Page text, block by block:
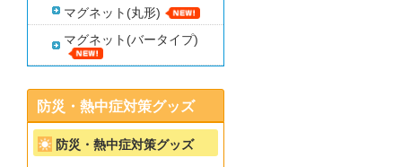
マグネット(丸形)
マグネット(バータイプ)
防災・熱中症対策グッズ
防災・熱中症対策グッズ